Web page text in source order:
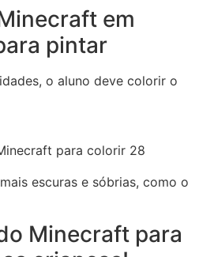
em
pintar
o aluno deve colorir o
para colorir 28
escuras e sóbrias, como o
Minecraft para